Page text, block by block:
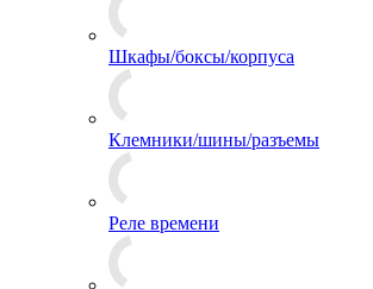
Шкафы/боксы/корпуса
Клемники/шины/разъемы
Реле времени